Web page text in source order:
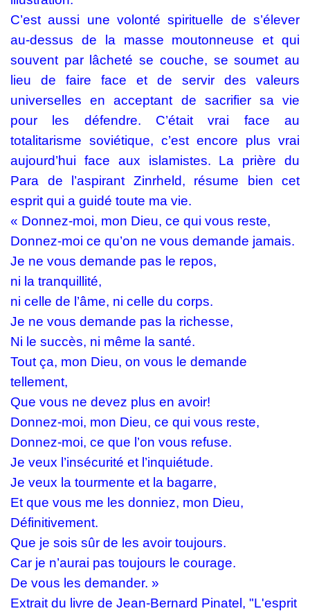
C’est aussi une volonté spirituelle de s’élever
au-dessus de la masse moutonneuse et qui
souvent par lâcheté se couche, se soumet au
lieu de faire face et de servir des valeurs
universelles en acceptant de sacrifier sa vie
pour les défendre. C’était vrai face au
totalitarisme soviétique, c’est encore plus vrai
aujourd’hui face aux islamistes. La prière du
Para de l’aspirant Zinrheld, résume bien cet
esprit qui a guidé toute ma vie.
« Donnez-moi, mon Dieu, ce qui vous reste,
Donnez-moi ce qu’on ne vous demande jamais.
Je ne vous demande pas le repos,
ni la tranquillité,
ni celle de l’âme, ni celle du corps.
Je ne vous demande pas la richesse,
Ni le succès, ni même la santé.
Tout ça, mon Dieu, on vous le demande
tellement,
Que vous ne devez plus en avoir!
Donnez-moi, mon Dieu, ce qui vous reste,
Donnez-moi, ce que l’on vous refuse.
Je veux l’insécurité et l’inquiétude.
Je veux la tourmente et la bagarre,
Et que vous me les donniez, mon Dieu,
Définitivement.
Que je sois sûr de les avoir toujours.
Car je n’aurai pas toujours le courage.
De vous les demander. »
Extrait du livre de Jean-Bernard Pinatel, "L'esprit